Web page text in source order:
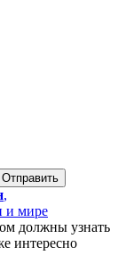
,
и мире
должны узнать
интересно